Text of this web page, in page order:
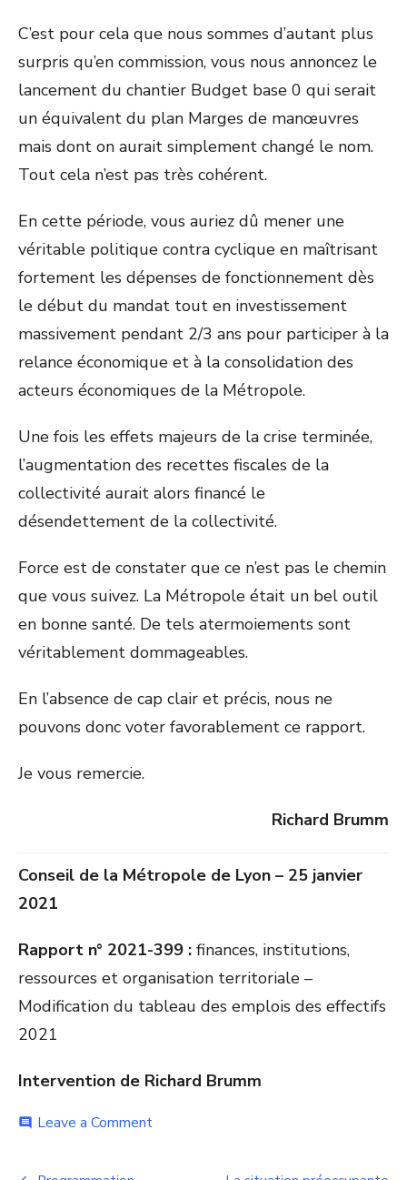
C’est pour cela que nous sommes d’autant plus
surpris qu’en commission, vous nous annoncez le
lancement du chantier Budget base 0 qui serait
un équivalent du plan Marges de manœuvres
mais dont on aurait simplement changé le nom.
Tout cela n’est pas très cohérent.
En cette période, vous auriez dû mener une
véritable politique contra cyclique en maîtrisant
fortement les dépenses de fonctionnement dès
le début du mandat tout en investissement
massivement pendant 2/3 ans pour participer à la
relance économique et à la consolidation des
acteurs économiques de la Métropole.
Une fois les effets majeurs de la crise terminée,
l’augmentation des recettes fiscales de la
collectivité aurait alors financé le
désendettement de la collectivité.
Force est de constater que ce n’est pas le chemin
que vous suivez. La Métropole était un bel outil
en bonne santé. De tels atermoiements sont
véritablement dommageables.
En l’absence de cap clair et précis, nous ne
pouvons donc voter favorablement ce rapport.
Je vous remercie.
Richard Brumm
Conseil de la Métropole de Lyon – 25 janvier
2021
Rapport n° 2021-399 : finances, institutions,
ressources et organisation territoriale –
Modification du tableau des emplois des effectifs
2021
Intervention de Richard Brumm
comment Leave a Commenton